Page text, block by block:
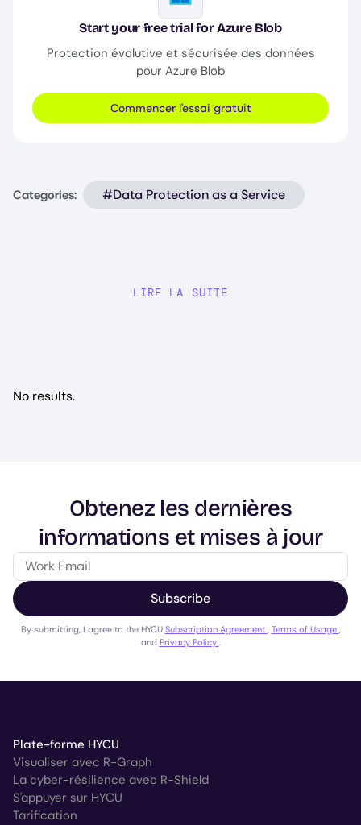
Start your free trial for Azure Blob
Protection évolutive et sécurisée des données
pour Azure Blob
Commencer l'essai gratuit
Categories: #Data Protection as a Service
LIRE LA SUITE
No results.
Obtenez les dernières
informations et mises à jour
Subscribe
By submitting, I agree to the HYCU Subscription Agreement , Terms of Usage ,
and Privacy Policy .
Plate-forme HYCU
Visualiser avec R-Graph
La cyber-résilience avec R-Shield
S'appuyer sur HYCU
Tarification